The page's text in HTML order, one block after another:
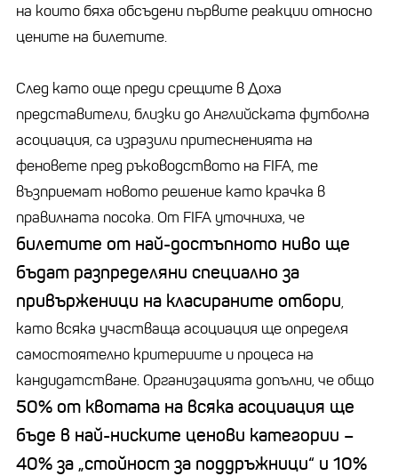
на които бяха обсъдени първите реакции относно
цените на билетите.
След като още преди срещите в Доха
представители, близки до Английската футболна
асоциация, са изразили притесненията на
феновете пред ръководството на FIFA, те
възприемат новото решение като крачка в
правилната посока. От FIFA уточниха, че
билетите от най-достъпното ниво ще
бъдат разпределяни специално за
привърженици на класираните отбори,
като всяка участваща асоциация ще определя
самостоятелно критериите и процеса на
кандидатстване. Организацията допълни, че общо
50% от квотата на всяка асоциация ще
бъде в най-ниските ценови категории –
40% за „стойност за поддръжници“ и 10%